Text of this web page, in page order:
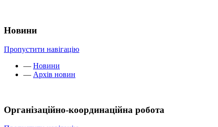
Новини
Пропустити навігацію
— Новини
— Архів новин
Організаційно-координаційна робота